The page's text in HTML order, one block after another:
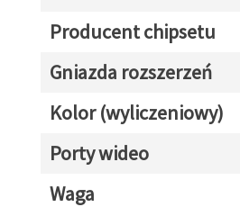
Producent chipsetu
Gniazda rozszerzeń
Kolor (wyliczeniowy)
Porty wideo
Waga